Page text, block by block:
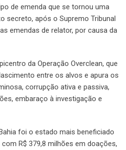
de emenda que se tornou uma
secreto, após o Supremo Tribunal
emendas de relator, por causa da
da Operação Overclean, que
entre os alvos e apura os
corrupção ativa e passiva,
embaraço à investigação e
foi o estado mais beneficiado
R$ 379,8 milhões em doações,